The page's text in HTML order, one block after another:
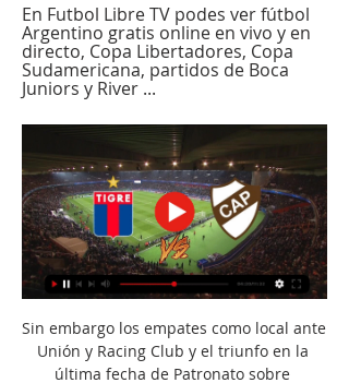
En Futbol Libre TV podes ver fútbol
Argentino gratis online en vivo y en
directo, Copa Libertadores, Copa
Sudamericana, partidos de Boca
Juniors y River ...
Sin embargo los empates como local ante
Unión y Racing Club y el triunfo en la
última fecha de Patronato sobre